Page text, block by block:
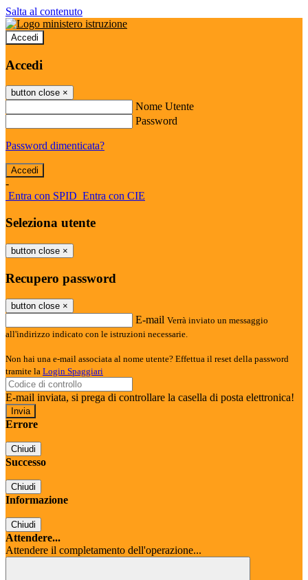
Salta al contenuto
Accedi
Accedi
button close ×
Nome Utente
Password
Password dimenticata?
-
Entra con SPID Entra con CIE
Seleziona utente
button close ×
Recupero password
button close ×
E-mail Verrà inviato un messaggio
all'indirizzo indicato con le istruzioni necessarie.
Non hai una e-mail associata al nome utente? Effettua il reset della password
tramite la Login Spaggiari
E-mail inviata, si prega di controllare la casella di posta elettronica!
Errore
Chiudi
Successo
Chiudi
Informazione
Chiudi
Attendere...
Attendere il completamento dell'operazione...